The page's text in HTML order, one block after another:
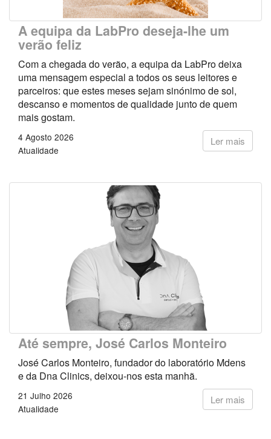
A equipa da LabPro deseja-lhe um
verão feliz
Com a chegada do verão, a equipa da LabPro deixa
uma mensagem especial a todos os seus leitores e
parceiros: que estes meses sejam sinónimo de sol,
descanso e momentos de qualidade junto de quem
mais gostam.
Ler mais
4 Agosto 2026
Atualidade
Até sempre, José Carlos Monteiro
José Carlos Monteiro, fundador do laboratório Mdens
e da Dna Clinics, deixou-nos esta manhã.
Ler mais
21 Julho 2026
Atualidade